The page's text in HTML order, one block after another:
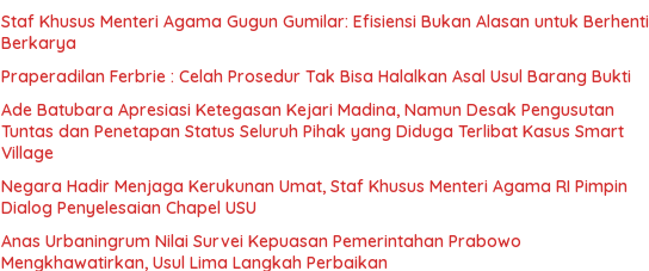
Staf Khusus Menteri Agama Gugun Gumilar: Efisiensi Bukan Alasan untuk Berhenti
Berkarya
Praperadilan Ferbrie : Celah Prosedur Tak Bisa Halalkan Asal Usul Barang Bukti
Ade Batubara Apresiasi Ketegasan Kejari Madina, Namun Desak Pengusutan
Tuntas dan Penetapan Status Seluruh Pihak yang Diduga Terlibat Kasus Smart
Village
Negara Hadir Menjaga Kerukunan Umat, Staf Khusus Menteri Agama RI Pimpin
Dialog Penyelesaian Chapel USU
Anas Urbaningrum Nilai Survei Kepuasan Pemerintahan Prabowo
Mengkhawatirkan, Usul Lima Langkah Perbaikan